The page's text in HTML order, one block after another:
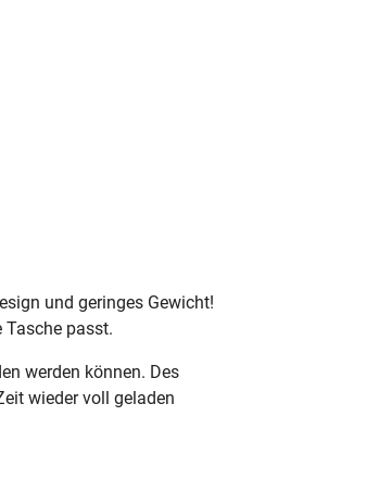
und geringes Gewicht!
Tasche passt.
werden können. Des
wieder voll geladen